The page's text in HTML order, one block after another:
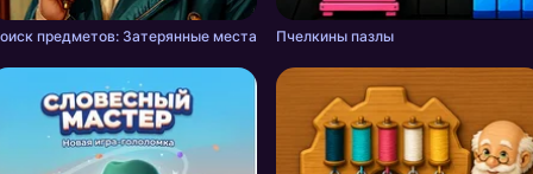
предметов: Затерянные места Пчелкины пазлы